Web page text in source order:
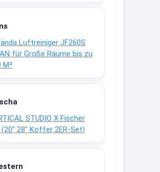
Luftreiniger JF260S
für Große Räume bis zu
M²
STUDIO X Fischer
28″ Koffer 2ER-Set)
medizinische Zahncreme
Lindani Lineal
vorteile/coupons/...